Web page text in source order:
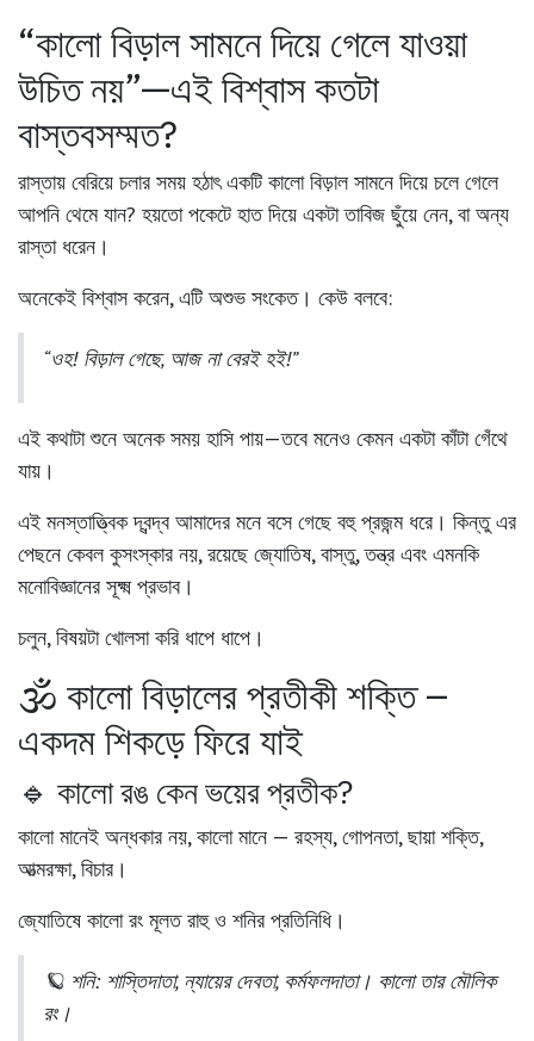
“কালো বিড়াল সামনে দিয়ে গেলে যাওয়া
উচিত নয়”—এই বিশ্বাস কতটা
বাস্তবসম্মত?
রাস্তায় বেরিয়ে চলার সময় হঠাৎ একটি কালো বিড়াল সামনে দিয়ে চলে গেলে
আপনি থেমে যান? হয়তো পকেটে হাত দিয়ে একটা তাবিজ ছুঁয়ে নেন, বা অন্য
রাস্তা ধরেন।
অনেকেই বিশ্বাস করেন, এটি অশুভ সংকেত। কেউ বলবে:
“ওহ! বিড়াল গেছে, আজ না বেরই হই!”
এই কথাটা শুনে অনেক সময় হাসি পায়—তবে মনেও কেমন একটা কাঁটা গেঁথে
যায়।
এই মনস্তাত্ত্বিক দ্বন্দ্ব আমাদের মনে বসে গেছে বহু প্রজন্ম ধরে। কিন্তুএর
পেছনে কেবল কুসংস্কার নয়, রয়েছে জ্যোতিষ, বাস্তু, তন্ত্র এবং এমনকি
মনোবিজ্ঞানের সূক্ষ্ম প্রভাব।
চলুন, বিষয়টা খোলসা করি ধাপে ধাপে।
🕉️ কালো বিড়ালের প্রতীকী শক্তি –
একদম শিকড়ে ফিরে যাই
🔹 কালো রঙ কেন ভয়ের প্রতীক?
কালো মানেই অন্ধকার নয়, কালো মানে — রহস্য, গোপনতা, ছায়া শক্তি,
আত্মরক্ষা, বিচার।
জ্যোতিষে কালো রং মূলতরাহু ও শনিরপ্রতিনিধি।
🪐 শনি: শাস্তিদাতা, ন্যায়ের দেবতা, কর্মফলদাতা। কালো তার মৌলিক
রং।